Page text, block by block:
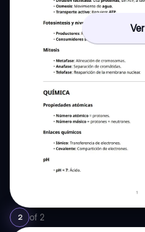
Ver
2 of 2